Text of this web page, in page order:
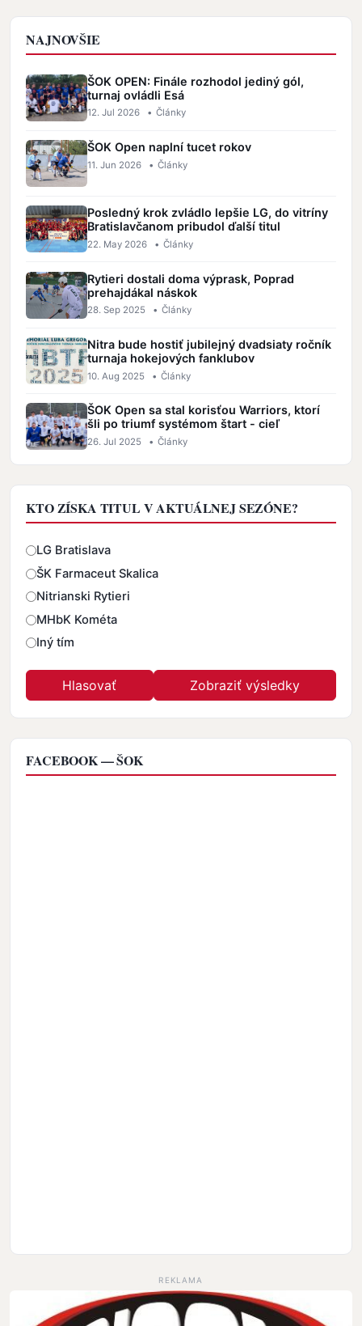
NAJNOVŠIE
ŠOK OPEN: Finále rozhodol jediný gól,
turnaj ovládli Esá
12. Jul 2026 • Články
ŠOK Open naplní tucet rokov
11. Jun 2026 • Články
Posledný krok zvládlo lepšie LG, do vitríny
Bratislavčanom pribudol ďalší titul
22. May 2026 • Články
Rytieri dostali doma výprask, Poprad
prehajdákal náskok
28. Sep 2025 • Články
Nitra bude hostiť jubilejný dvadsiaty ročník
turnaja hokejových fanklubov
10. Aug 2025 • Články
ŠOK Open sa stal korisťou Warriors, ktorí
šli po triumf systémom štart - cieľ
26. Jul 2025 • Články
KTO ZÍSKA TITUL V AKTUÁLNEJ SEZÓNE?
Odpovede
LG Bratislava
ŠK Farmaceut Skalica
Nitrianski Rytieri
MHbK Kométa
Iný tím
FACEBOOK — ŠOK
REKLAMA